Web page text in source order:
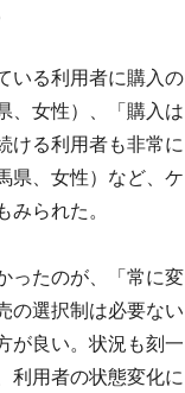
いる利用者に購入の
、女性）、「購入は
ける利用者も非常に
県、女性）など、ケ
られた。
ったのが、「常に変
の選択制は必要ない
が良い。状況も刻一
利用者の状態変化に